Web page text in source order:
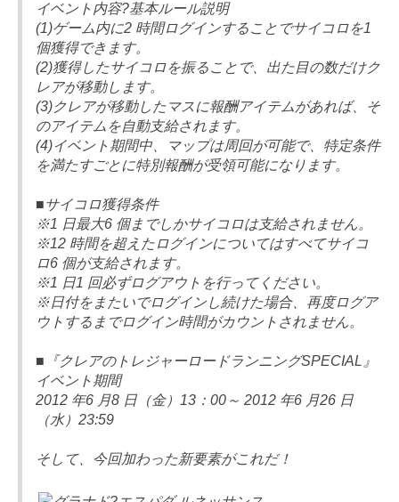
イベント内容?基本ルール説明
(1)ゲーム内に2 時間ログインすることでサイコロを1
個獲得できます。
(2)獲得したサイコロを振ることで、出た目の数だけク
レアが移動します。
(3)クレアが移動したマスに報酬アイテムがあれば、そ
のアイテムを自動支給されます。
(4)イベント期間中、マップは周回が可能で、特定条件
を満たすごとに特別報酬が受領可能になります。
■サイコロ獲得条件
※1 日最大6 個までしかサイコロは支給されません。
※12 時間を超えたログインについてはすべてサイコ
ロ6 個が支給されます。
※1 日1 回必ずログアウトを行ってください。
※日付をまたいでログインし続けた場合、再度ログア
ウトするまでログイン時間がカウントされません。
■『クレアのトレジャーロードランニングSPECIAL』
イベント期間
2012 年6 月8 日（金）13：00～ 2012 年6 月26 日
（水）23:59
そして、今回加わった新要素がこれだ！